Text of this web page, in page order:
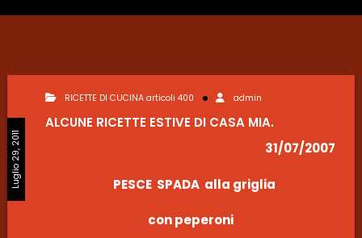
Luglio 29, 2011
RICETTE DI CUCINA articoli 400 admin
ALCUNE RICETTE ESTIVE DI CASA MIA.
31/07/2007
PESCE SPADA alla griglia
con peperoni